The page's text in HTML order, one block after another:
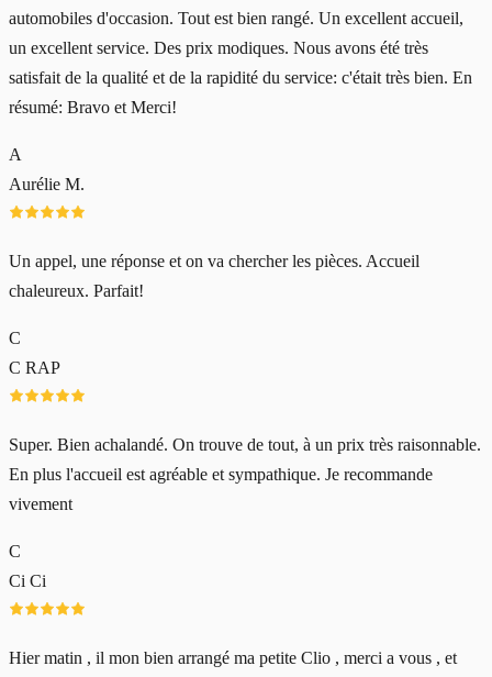
automobiles d'occasion. Tout est bien rangé. Un excellent accueil,
un excellent service. Des prix modiques. Nous avons été très
satisfait de la qualité et de la rapidité du service: c'était très bien. En
résumé: Bravo et Merci!
A
Aurélie M.
Un appel, une réponse et on va chercher les pièces. Accueil
chaleureux. Parfait!
C
C RAP
Super. Bien achalandé. On trouve de tout, à un prix très raisonnable.
En plus l'accueil est agréable et sympathique. Je recommande
vivement
C
Ci Ci
Hier matin , il mon bien arrangé ma petite Clio , merci a vous , et